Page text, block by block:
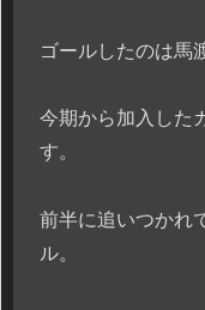
ゴールしたのは馬
今期から加入した
す。
前半に追いつかれ
ル。